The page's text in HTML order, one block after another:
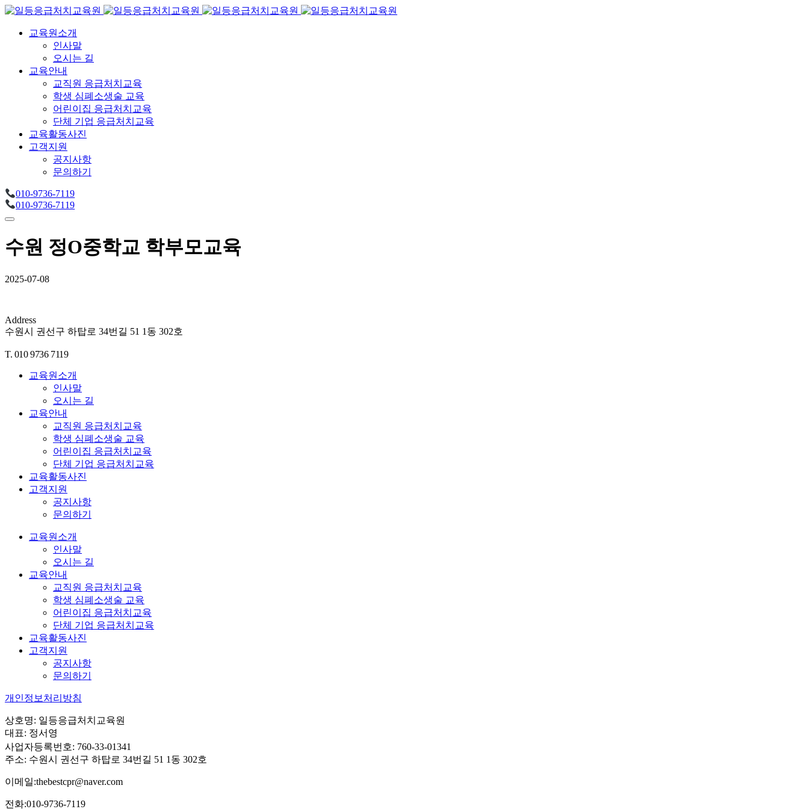
교육원소개
인사말
오시는 길
교육안내
교직원 응급처치교육
학생 심폐소생술 교육
어린이집 응급처치교육
단체 기업 응급처치교육
교육활동사진
고객지원
공지사항
문의하기
010-9736-7119
010-9736-7119
수원 정O중학교 학부모교육
2025-07-08
Address
수원시 권선구 하탑로 34번길 51 1동 302호
T. 010 9736 7119
교육원소개
인사말
오시는 길
교육안내
교직원 응급처치교육
학생 심폐소생술 교육
어린이집 응급처치교육
단체 기업 응급처치교육
교육활동사진
고객지원
공지사항
문의하기
교육원소개
인사말
오시는 길
교육안내
교직원 응급처치교육
학생 심폐소생술 교육
어린이집 응급처치교육
단체 기업 응급처치교육
교육활동사진
고객지원
공지사항
문의하기
개인정보처리방침
상호명: 일등응급처치교육원
대표: 정서영
사업자등록번호: 760-33-01341
주소: 수원시 권선구 하탑로 34번길 51 1동 302호
이메일:thebestcpr@naver.com
전화:010-9736-7119